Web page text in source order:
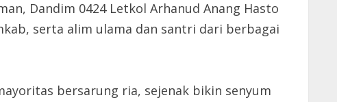
Dandim 0424 Letkol Arhanud Anang Hasto
serta alim ulama dan santri dari berbagai
bersarung ria, sejenak bikin senyum